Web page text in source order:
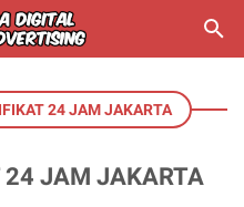
24 JAM JAKARTA
24 JAM JAKARTA